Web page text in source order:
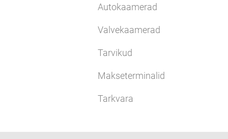
Autokaamerad
Valvekaamerad
Tarvikud
Makseterminalid
Tarkvara